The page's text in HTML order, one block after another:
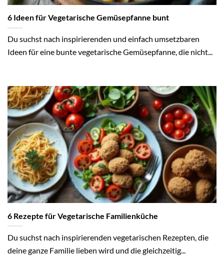
6 Ideen für Vegetarische Gemüsepfanne bunt
Du suchst nach inspirierenden und einfach umsetzbaren
Ideen für eine bunte vegetarische Gemüsepfanne, die nicht...
6 Rezepte für Vegetarische Familienküche
Du suchst nach inspirierenden vegetarischen Rezepten, die
deine ganze Familie lieben wird und die gleichzeitig...